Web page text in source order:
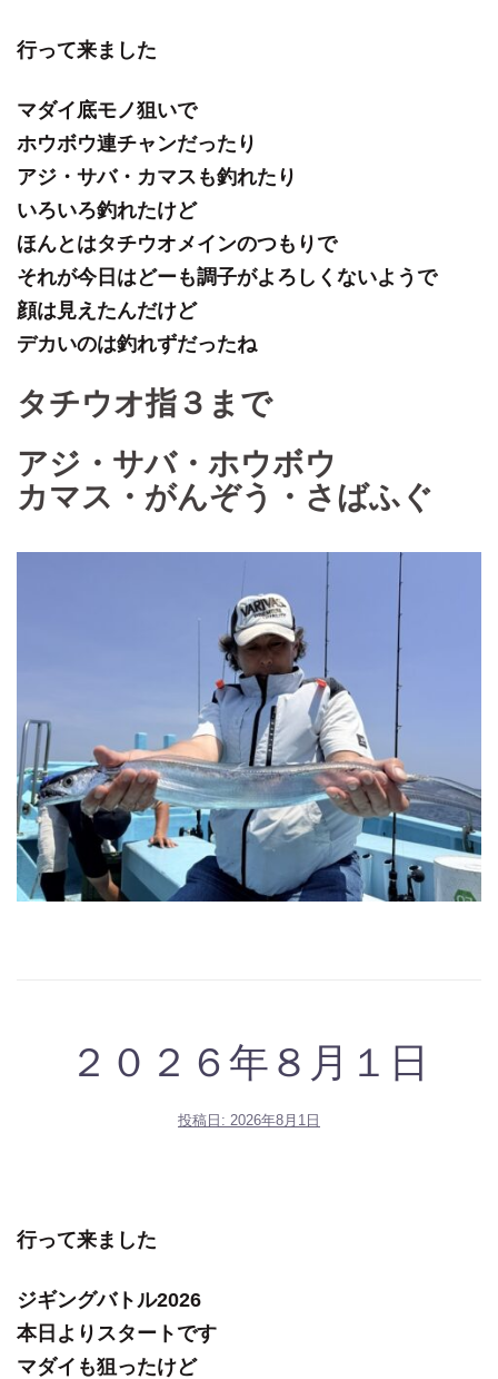
行って来ました
マダイ底モノ狙いで
ホウボウ連チャンだったり
アジ・サバ・カマスも釣れたり
いろいろ釣れたけど
ほんとはタチウオメインのつもりで
それが今日はどーも調子がよろしくないようで
顔は見えたんだけど
デカいのは釣れずだったね
タチウオ指３まで
アジ・サバ・ホウボウ
カマス・がんぞう・さばふぐ
２０２６年８月１日
投稿日: 2026年8月1日
行って来ました
ジギングバトル2026
本日よりスタートです
マダイも狙ったけど